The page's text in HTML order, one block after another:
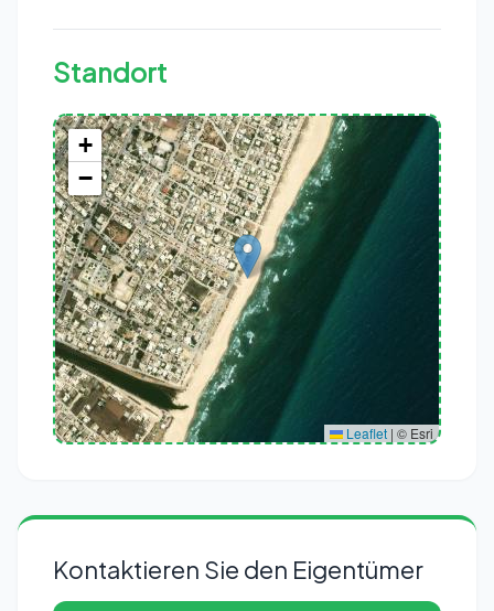
Standort
Rue Sidi Mouaouia, Korba, Korba Est, Délégation Korba, Gouvernorat
Nabeul, 8070, Tunisie
+
−
Leaflet | © Esri
Kontaktieren Sie den Eigentümer